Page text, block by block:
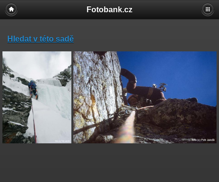
Fotobank.cz
Hledat v této sadě